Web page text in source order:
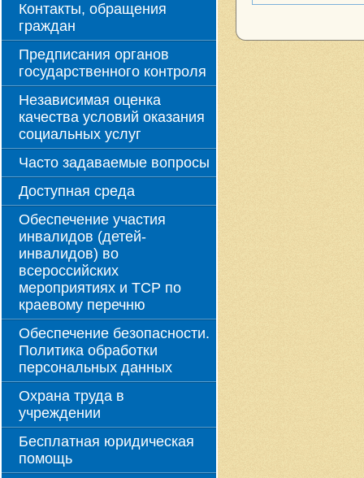
Контакты, обращения
граждан
Предписания органов
государственного контроля
Независимая оценка
качества условий оказания
социальных услуг
Часто задаваемые вопросы
Доступная среда
Обеспечение участия
инвалидов (детей-
инвалидов) во
всероссийских
мероприятиях и ТСР по
краевому перечню
Обеспечение безопасности.
Политика обработки
персональных данных
Охрана труда в
учреждении
Бесплатная юридическая
помощь